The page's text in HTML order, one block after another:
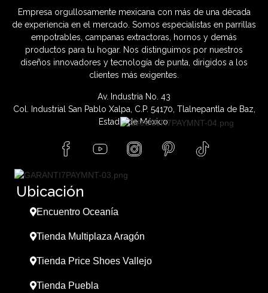
Empresa orgullosamente mexicana con más de una década
de experiencia en el mercado. Somos especialistas en parrillas
empotrables, campanas extractoras, hornos y demás
productos para tu hogar. Nos distinguimos por nuestros
diseños innovadores y tecnología de punta, dirigidos a los
clientes más exigentes.
Av. Industria No. 43
Col. Industrial San Pablo Xalpa, C.P. 54170, Tlalnepantla de Baz,
Estado de México.
Ubicación
Encuentro Oceanía
Tienda Multiplaza Aragón
Tienda Price Shoes Vallejo
Tienda Puebla